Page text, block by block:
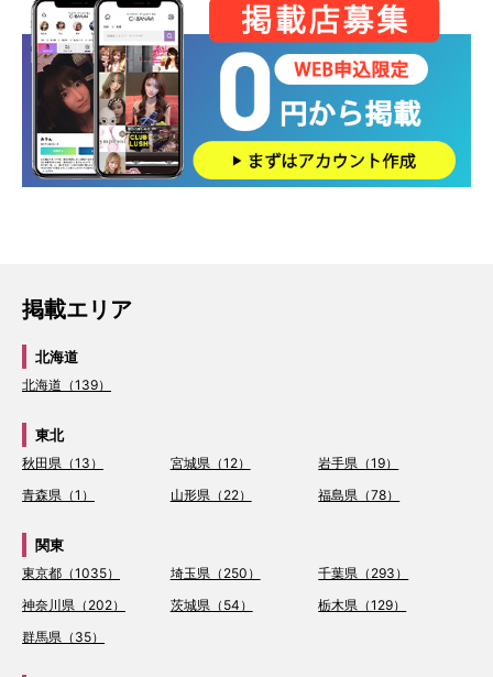
掲載エリア
北海道
北海道（139）
東北
秋田県（13） 宮城県（12）
岩手県（19）
青森県（1）
山形県（22） 福島県（78）
関東
東京都（1035） 埼玉県（250）
千葉県（293）
神奈川県（202）
茨城県（54）
栃木県（129）
群馬県（35）